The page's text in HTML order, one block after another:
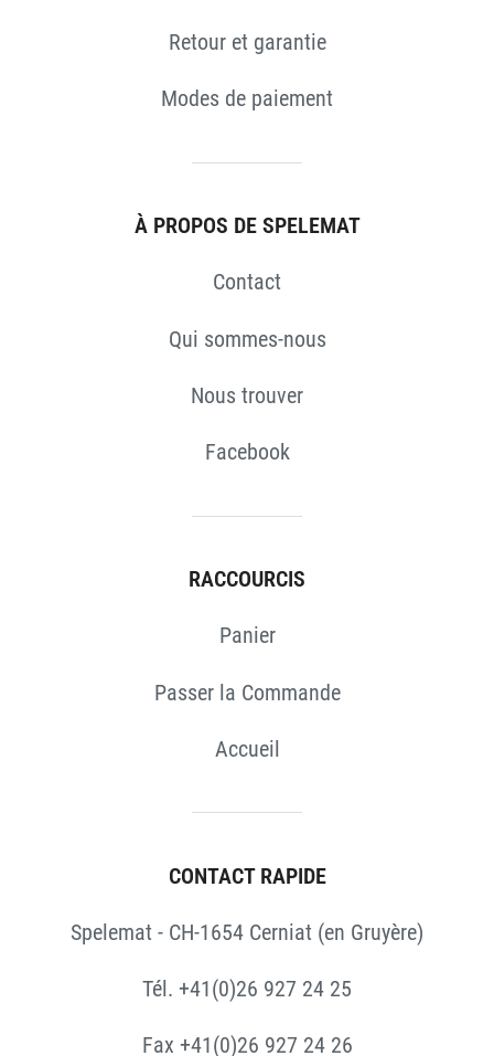
Retour et garantie
Modes de paiement
À PROPOS DE SPELEMAT
Contact
Qui sommes-nous
Nous trouver
Facebook
RACCOURCIS
Panier
Passer la Commande
Accueil
CONTACT RAPIDE
Spelemat - CH-1654 Cerniat (en Gruyère)
Tél. +41(0)26 927 24 25
Fax +41(0)26 927 24 26